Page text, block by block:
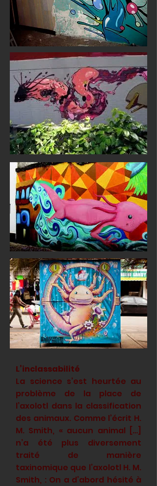
L’inclassabilité
La science s’est heurtée au
problème de la place de
l’axolotl dans la classification
des animaux. Comme l’écrit H.
M. Smith, « aucun animal […]
n’a été plus diversement
traité de manière
taxinomique que l’axolotl H. M.
Smith, : On a d’abord hésité à